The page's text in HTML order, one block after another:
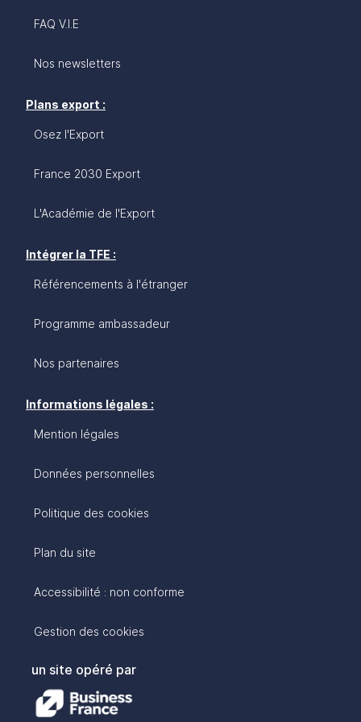
FAQ V.I.E
Nos newsletters
Plans export :
Osez l'Export
France 2030 Export
L'Académie de l'Export
Intégrer la TFE :
Référencements à l'étranger
Programme ambassadeur
Nos partenaires
Informations légales :
Mention légales
Données personnelles
Politique des cookies
Plan du site
Accessibilité : non conforme
Gestion des cookies
un site opéré par